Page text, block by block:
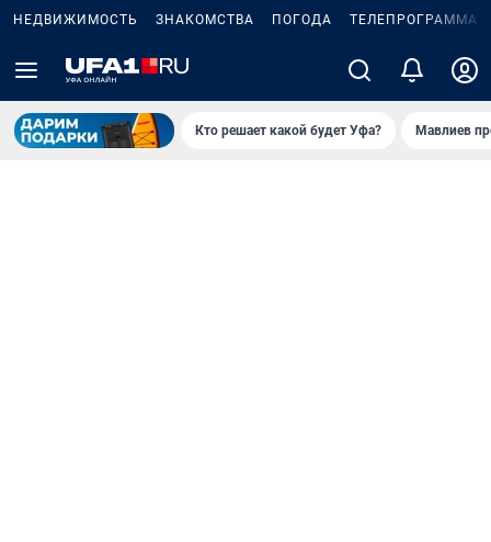
НЕДВИЖИМОСТЬ ЗНАКОМСТВА ПОГОДА ТЕЛЕПРОГРАММА
Кто решает какой будет Уфа? Мавлиев